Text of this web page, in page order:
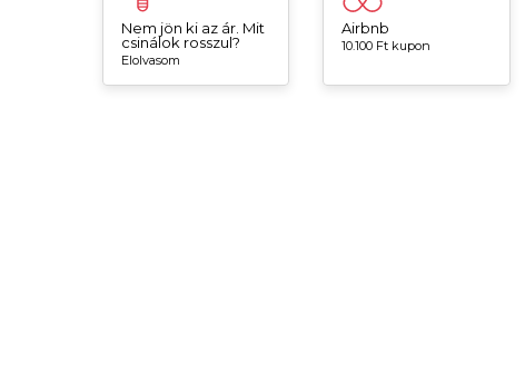
Nem jön ki az ár. Mit
csinálok rosszul?
Elolvasom
Airbnb
10.100 Ft kupon